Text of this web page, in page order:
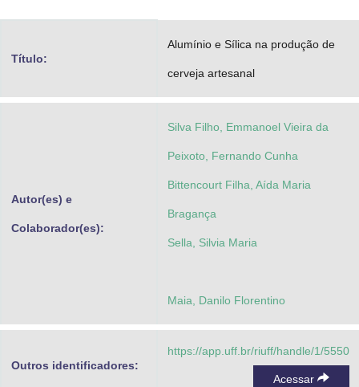
Título:
Alumínio e Sílica na produção de
cerveja artesanal
Autor(es) e
Colaborador(es):
Silva Filho, Emmanoel Vieira da
Peixoto, Fernando Cunha
Bittencourt Filha, Aída Maria
Bragança
Sella, Silvia Maria
Maia, Danilo Florentino
Outros identificadores:
https://app.uff.br/riuff/handle/1/5550
Acessar